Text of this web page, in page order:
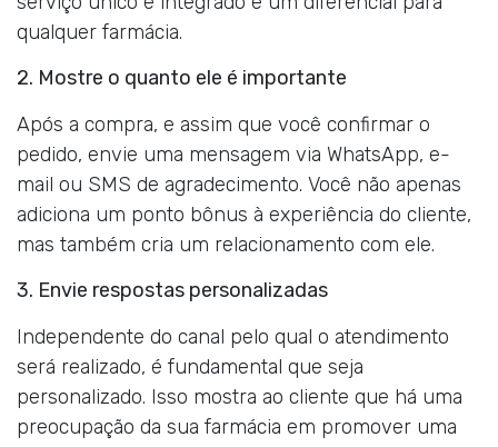
qualquer farmácia.
2. Mostre o quanto ele é importante
Após a compra, e assim que você confirmar o
pedido, envie uma mensagem via WhatsApp, e-
mail ou SMS de agradecimento. Você não apenas
adiciona um ponto bônus à experiência do cliente,
mas também cria um relacionamento com ele.
3. Envie respostas personalizadas
Independente do canal pelo qual o atendimento
será realizado, é fundamental que seja
personalizado. Isso mostra ao cliente que há uma
preocupação da sua farmácia em promover uma